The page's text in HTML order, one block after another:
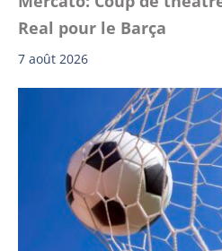
Real pour le Barça
7 août 2026